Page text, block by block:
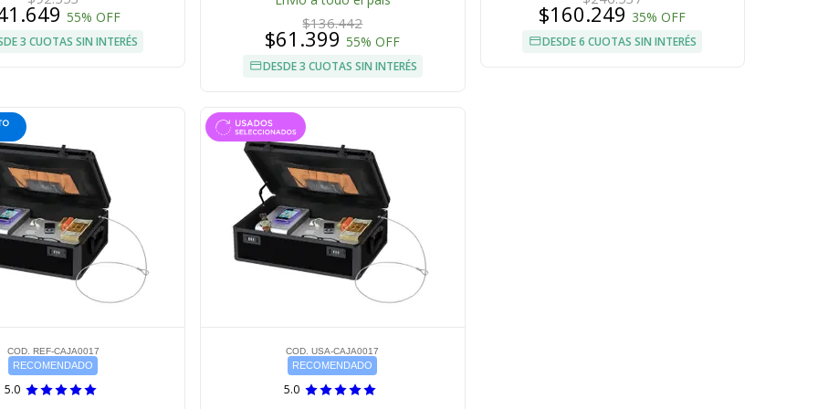
55% OFF
3 CUOTAS SIN INTERÉS
$136.442
$61.39955% OFF
DESDE 3 CUOTAS SIN INTERÉS
$160.249 35% OFF
DESDE 6 CUOTAS SIN INTERÉS
COD. REF-CAJA0017
RECOMENDADO
5.0
COD. USA-CAJA0017
RECOMENDADO
5.0